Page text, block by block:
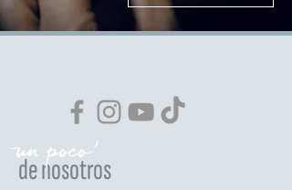
de nosotros
un poco'